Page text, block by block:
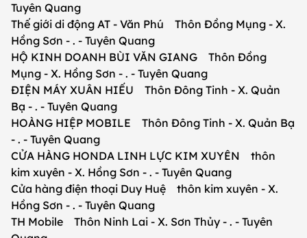
Tuyên Quang
Thế giới di động AT - Văn Phú Thôn Đồng Mụng - X.
Hồng Sơn - . - Tuyên Quang
HỘ KINH DOANH BÙI VĂN GIANG Thôn Đồng
Mụng - X. Hồng Sơn - . - Tuyên Quang
ĐIỆN MÁY XUÂN HIẾU Thôn Đông Tinh - X. Quản
Bạ - . - Tuyên Quang
HOÀNG HIỆP MOBILE Thôn Đông Tinh - X. Quản Bạ
- . - Tuyên Quang
CỬA HÀNG HONDA LINH LỰC KIM XUYÊN thôn
kim xuyên - X. Hồng Sơn - . - Tuyên Quang
Cửa hàng điện thoại Duy Huệ thôn kim xuyên - X.
Hồng Sơn - . - Tuyên Quang
TH Mobile Thôn Ninh Lai - X. Sơn Thủy - . - Tuyên